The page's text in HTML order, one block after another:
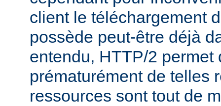
client le téléchargement
possède peut-être déjà
entendu, HTTP/2 permet
prématurément de telles
ressources sont tout de